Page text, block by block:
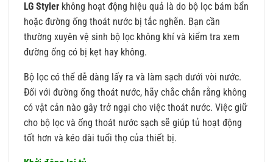
LG Styler không hoạt động hiệu quả là do bộ lọc bám bẩn
hoặc đường ống thoát nước bị tắc nghẽn. Bạn cần
thường xuyên vệ sinh bộ lọc không khí và kiểm tra xem
đường ống có bị kẹt hay không.
Bộ lọc có thể dễ dàng lấy ra và làm sạch dưới vòi nước.
Đối với đường ống thoát nước, hãy chắc chắn rằng không
có vật cản nào gây trở ngại cho việc thoát nước. Việc giữ
cho bộ lọc và ống thoát nước sạch sẽ giúp tủ hoạt động
tốt hơn và kéo dài tuổi thọ của thiết bị.